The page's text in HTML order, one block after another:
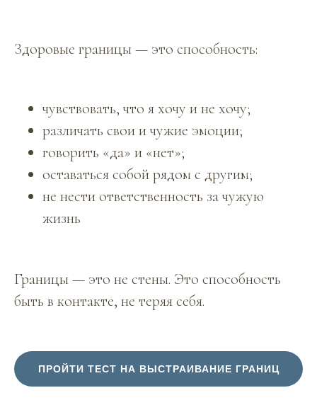
Здоровые границы — это способность:
чувствовать, что я хочу и не хочу;
различать свои и чужие эмоции;
говорить «да» и «нет»;
оставаться собой рядом с другим;
не нести ответственность за чужую
жизнь
Границы — это не стены. Это способность
быть в контакте, не теряя себя.
ПРОЙТИ ТЕСТ НА ВЫСТРАИВАНИЕ ГРАНИЦ